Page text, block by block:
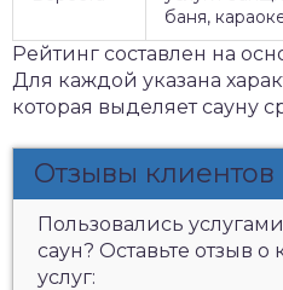
баня,
Рейтинг составлен на
Для каждой указана
которая выделяет сауну
Отзывы
Пользовались
саун? Оставьте отзыв
услуг: